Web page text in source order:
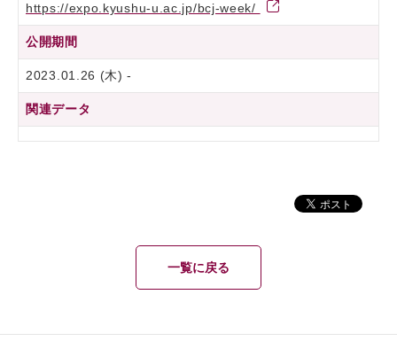
https://expo.kyushu-u.ac.jp/bcj-week/
公開期間
2023.01.26 (木) -
関連データ
一覧に戻る